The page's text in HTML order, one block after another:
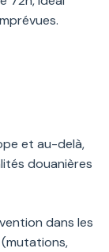
et au-delà,
douanières
dans les